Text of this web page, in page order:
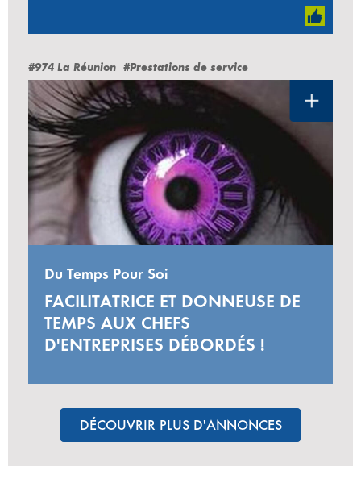
#974 La Réunion #Prestations de service
Du Temps Pour Soi
FACILITATRICE ET DONNEUSE DE
TEMPS AUX CHEFS
D'ENTREPRISES DÉBORDÉS !
DÉCOUVRIR PLUS D'ANNONCES